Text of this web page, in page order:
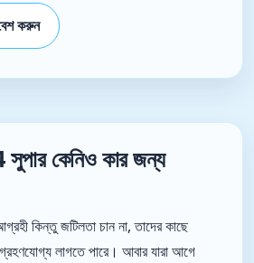
করুন
কেনিও কার জন্য
কিন্তু জটিলতা চান না, তাদের কাছে
লাগতে পারে। আবার যারা আগে